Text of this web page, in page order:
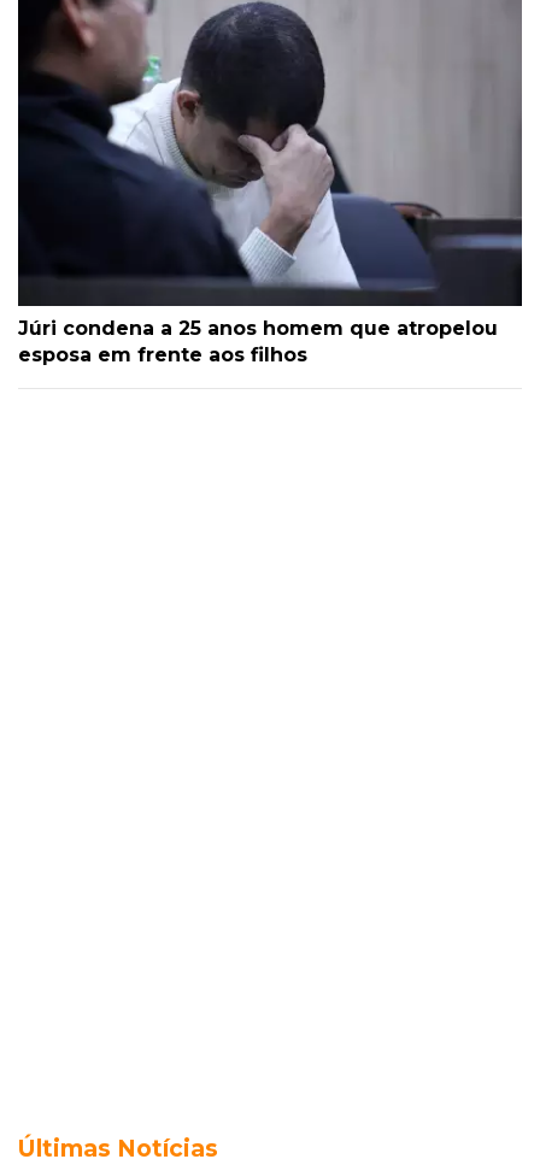
Júri condena a 25 anos homem que atropelou
esposa em frente aos filhos
Últimas Notícias